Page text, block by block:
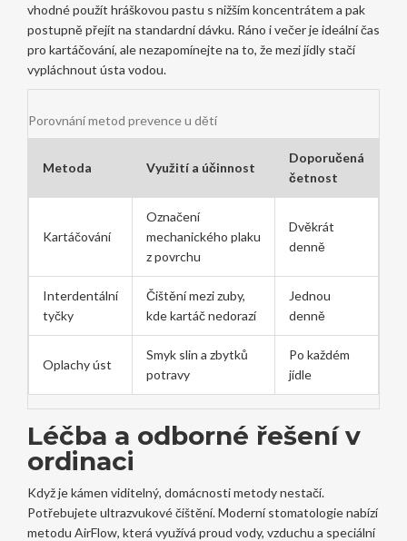
vhodné použít hráškovou pastu s nižším koncentrátem a pak
postupně přejít na standardní dávku. Ráno i večer je ideální čas
pro kartáčování, ale nezapomínejte na to, že mezi jídly stačí
vypláchnout ústa vodou.
Porovnání metod prevence u dětí
Metoda Využití a účinnost
Doporučená
četnost
Kartáčování
Označení
mechanického plaku
z povrchu
Dvěkrát
denně
Interdentální
tyčky
Čištění mezi zuby,
kde kartáč nedorazí
Jednou
denně
Oplachy úst
Smyk slin a zbytků
potravy
Po každém
jídle
Léčba a odborné řešení v
ordinaci
Když je kámen viditelný, domácnosti metody nestačí.
Potřebujete ultrazvukové čištění. Moderní stomatologie nabízí
metodu AirFlow, která využívá proud vody, vzduchu a speciální